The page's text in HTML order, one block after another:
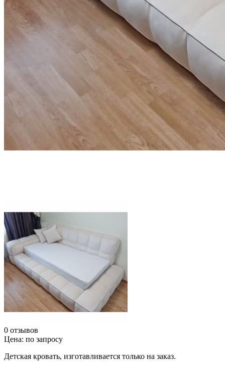
0 отзывов
Цена: по запросу
Детская кровать, изготавливается только на заказ.